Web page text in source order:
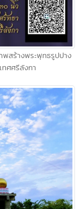
พสร้างพระพุทธรูปปาง
ศศรีลังกา